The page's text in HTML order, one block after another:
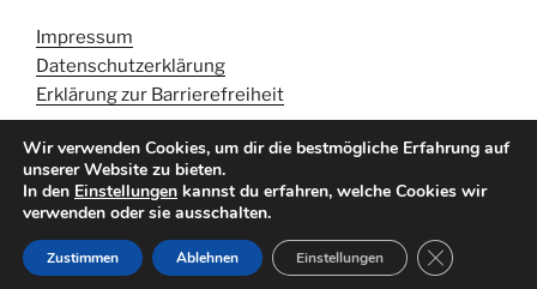
Impressum
Datenschutzerklärung
Erklärung zur Barrierefreiheit
Datenschutzerklärung Stolz präsentiert von WordPress
Wir verwenden Cookies, um dir die bestmögliche Erfahrung auf
unserer Website zu bieten.
In den Einstellungen kannst du erfahren, welche Cookies wir
verwenden oder sie ausschalten.
Zustimmen Ablehnen Einstellungen GDPR